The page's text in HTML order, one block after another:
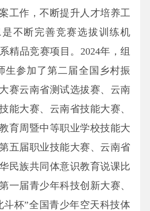
工作，不断提升人才培养工
不断完善竞赛选拔训练机
精品竞赛项目。2024年，组
生参加了第二届全国乡村振
赛云南省测试选拔赛、云南
能大赛、云南省技能大赛、
育周暨中等职业学校技能大
五届职业技能大赛、云南省
民族共同体意识教育说课比
一届青少年科技创新大赛、
斗杯”全国青少年空天科技体